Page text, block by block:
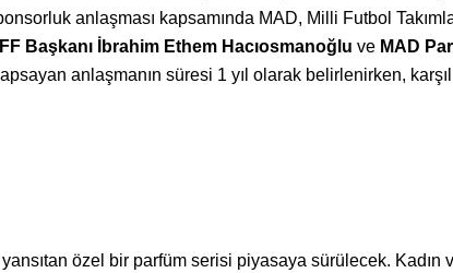
anlaşması kapsamında MAD, Milli Futbol
Başkanı İbrahim Ethem Hacıosmanoğlu ve MAD
anlaşmanın süresi 1 yıl olarak belirlenirken,
özel bir parfüm serisi piyasaya sürülecek. Kadın